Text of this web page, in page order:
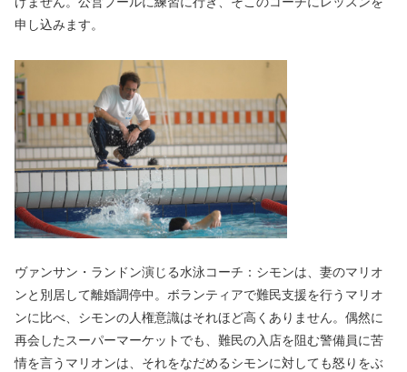
申し込みます。
ヴァンサン・ランドン演じる水泳コーチ：シモンは、妻のマリオ
ンと別居して離婚調停中。ボランティアで難民支援を行うマリオ
ンに比べ、シモンの人権意識はそれほど高くありません。偶然に
再会したスーパーマーケットでも、難民の入店を阻む警備員に苦
情を言うマリオンは、それをなだめるシモンに対しても怒りをぶ